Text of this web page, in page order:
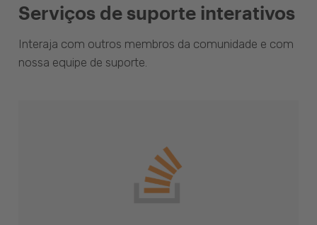
Serviços de suporte interativos
Interaja com outros membros da comunidade e com
nossa equipe de suporte.